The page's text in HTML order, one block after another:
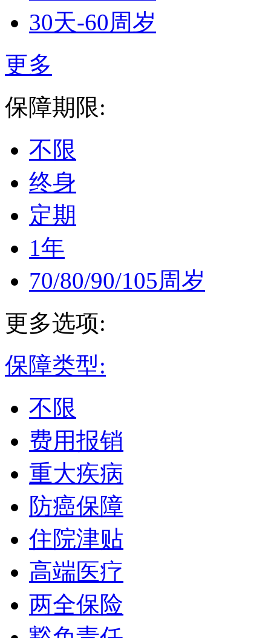
30天-60周岁
更多
保障期限:
不限
终身
定期
1年
70/80/90/105周岁
更多选项:
保障类型:
不限
费用报销
重大疾病
防癌保障
住院津贴
高端医疗
两全保险